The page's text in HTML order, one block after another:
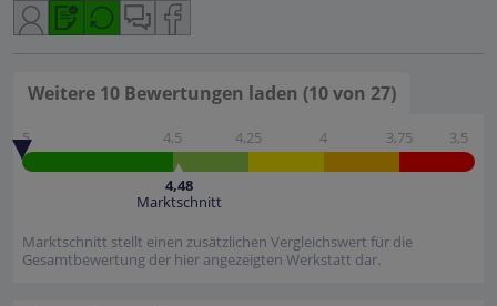
Weitere 10 Bewertungen laden (10 von 27)
5 4,5 4,25 4 3,75 3,5
4,48
Marktschnitt
Marktschnitt stellt einen zusätzlichen Vergleichswert für die
Gesamtbewertung der hier angezeigten Werkstatt dar.